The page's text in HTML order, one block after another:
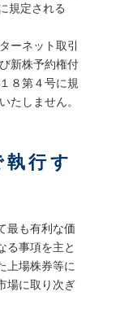
規定される
ーネット取引
新株予約権付
８第４号に規
たしません。
行す
最も有利な価
る事項を主と
上場株券等に
場に取り次ぎ